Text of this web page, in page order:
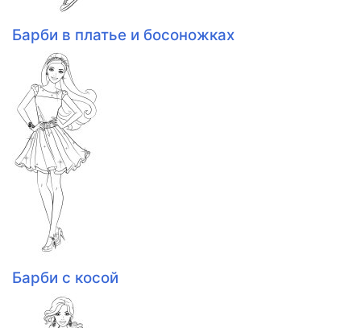
Барби в платье и босоножках
Барби с косой